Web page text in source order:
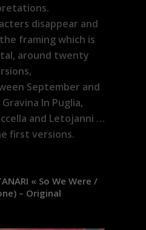
disappear and
framing which is
around twenty
September and
In Puglia,
and Letojanni …
first versions.
« So We Were /
– Original